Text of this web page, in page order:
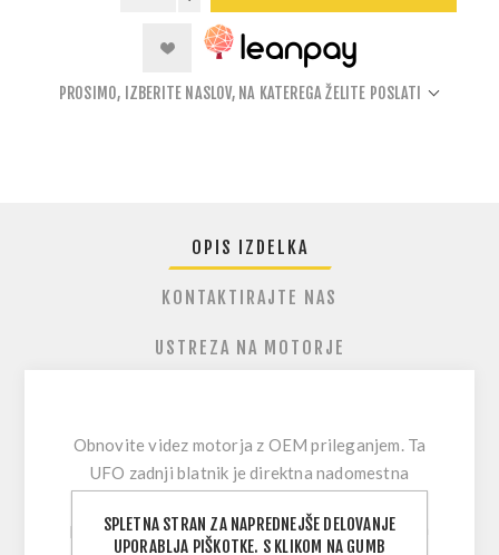
PROSIMO, IZBERITE NASLOV, NA KATEREGA ŽELITE POSLATI
OPIS IZDELKA
KONTAKTIRAJTE NAS
USTREZA NA MOTORJE
Obnovite videz motorja z OEM prileganjem.Ta
UFO zadnji blatnik je direktna nadomestna
počene ali obledele plastike, hkrati pa omogoča
SPLETNA STRAN ZA NAPREDNEJŠE DELOVANJE
UPORABLJA PIŠKOTKE. S KLIKOM NA GUMB